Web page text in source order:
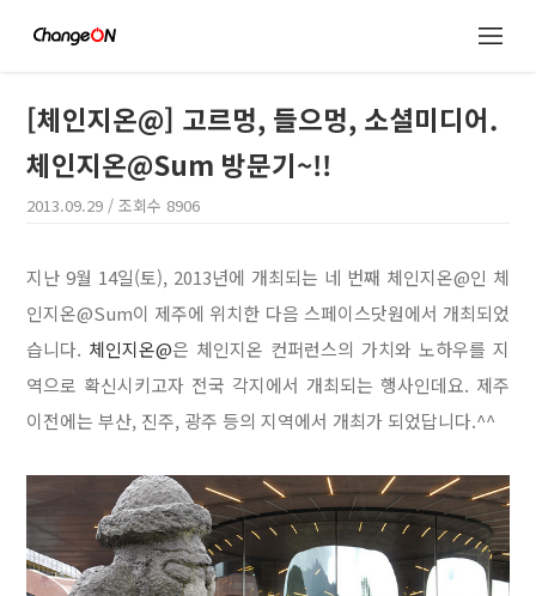
[체인지온@] 고르멍, 들으멍, 소셜미디어.
체인지온@Sum 방문기~!!
2013.09.29 / 조회수 8906
지난 9월 14일(토), 2013년에 개최되는 네 번째 체인지온@인 체
인지온@Sum이 제주에 위치한 다음 스페이스닷원에서 개최되었
습니다. 체인지온@은 체인지온 컨퍼런스의 가치와 노하우를 지
역으로 확신시키고자 전국 각지에서 개최되는 행사인데요. 제주
이전에는 부산, 진주, 광주 등의 지역에서 개최가 되었답니다.^^